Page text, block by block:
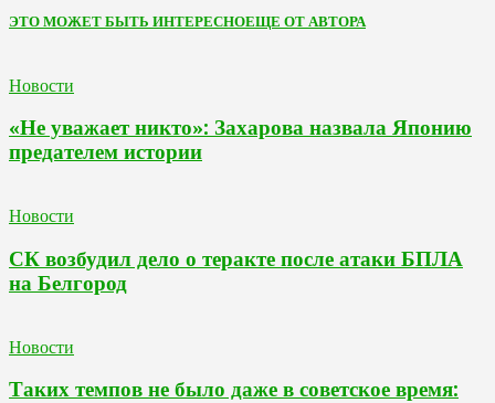
ЭТО МОЖЕТ БЫТЬ ИНТЕРЕСНОЕЩЕ ОТ АВТОРА
Новости
«Не уважает никто»: Захарова назвала Японию
предателем истории
Новости
СК возбудил дело о теракте после атаки БПЛА
на Белгород
Новости
Таких темпов не было даже в советское время: